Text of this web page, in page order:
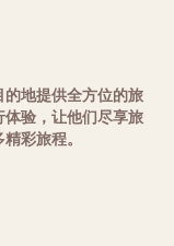
的地提供全方位的旅
验，让他们尽享旅
彩旅程。